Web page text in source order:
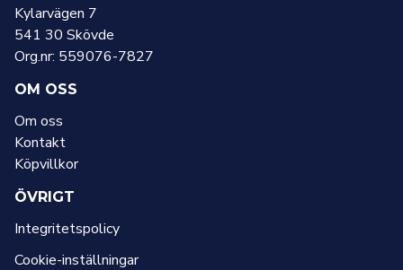
Kylarvägen 7
541 30 Skövde
Org.nr: 559076-7827
OM OSS
Om oss
Kontakt
Köpvillkor
ÖVRIGT
Integritetspolicy
Cookie-inställningar